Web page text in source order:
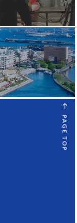
PAGE TOP